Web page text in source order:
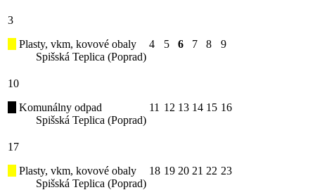
3
Plasty, vkm, kovové obaly
Spišská Teplica (Poprad)
4 5 6 7 8 9
10
Komunálny odpad
Spišská Teplica (Poprad)
11 12 13 14 15 16
17
Plasty, vkm, kovové obaly
Spišská Teplica (Poprad)
18 19 20 21 22 23